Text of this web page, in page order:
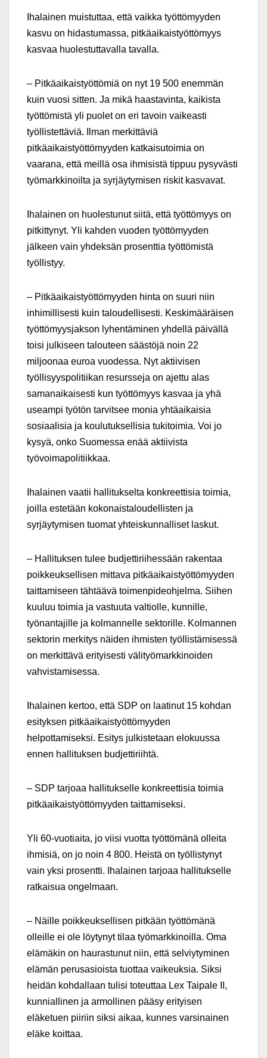
Ihalainen muistuttaa, että vaikka työttömyyden
kasvu on hidastumassa, pitkäaikaistyöttömyys
kasvaa huolestuttavalla tavalla.
– Pitkäaikaistyöttömiä on nyt 19 500 enemmän
kuin vuosi sitten. Ja mikä haastavinta, kaikista
työttömistä yli puolet on eri tavoin vaikeasti
työllistettäviä. Ilman merkittäviä
pitkäaikaistyöttömyyden katkaisutoimia on
vaarana, että meillä osa ihmisistä tippuu pysyvästi
työmarkkinoilta ja syrjäytymisen riskit kasvavat.
Ihalainen on huolestunut siitä, että työttömyys on
pitkittynyt. Yli kahden vuoden työttömyyden
jälkeen vain yhdeksän prosenttia työttömistä
työllistyy.
– Pitkäaikaistyöttömyyden hinta on suuri niin
inhimillisesti kuin taloudellisesti. Keskimääräisen
työttömyysjakson lyhentäminen yhdellä päivällä
toisi julkiseen talouteen säästöjä noin 22
miljoonaa euroa vuodessa. Nyt aktiivisen
työllisyyspolitiikan resursseja on ajettu alas
samanaikaisesti kun työttömyys kasvaa ja yhä
useampi työtön tarvitsee monia yhtäaikaisia
sosiaalisia ja koulutuksellisia tukitoimia. Voi jo
kysyä, onko Suomessa enää aktiivista
työvoimapolitiikkaa.
Ihalainen vaatii hallitukselta konkreettisia toimia,
joilla estetään kokonaistaloudellisten ja
syrjäytymisen tuomat yhteiskunnalliset laskut.
– Hallituksen tulee budjettiriihessään rakentaa
poikkeuksellisen mittava pitkäaikaistyöttömyyden
taittamiseen tähtäävä toimenpideohjelma. Siihen
kuuluu toimia ja vastuuta valtiolle, kunnille,
työnantajille ja kolmannelle sektorille. Kolmannen
sektorin merkitys näiden ihmisten työllistämisessä
on merkittävä erityisesti välityömarkkinoiden
vahvistamisessa.
Ihalainen kertoo, että SDP on laatinut 15 kohdan
esityksen pitkäaikaistyöttömyyden
helpottamiseksi. Esitys julkistetaan elokuussa
ennen hallituksen budjettiriihtä.
– SDP tarjoaa hallitukselle konkreettisia toimia
pitkäaikaistyöttömyyden taittamiseksi.
Yli 60-vuotiaita, jo viisi vuotta työttömänä olleita
ihmisiä, on jo noin 4 800. Heistä on työllistynyt
vain yksi prosentti. Ihalainen tarjoaa hallitukselle
ratkaisua ongelmaan.
– Näille poikkeuksellisen pitkään työttömänä
olleille ei ole löytynyt tilaa työmarkkinoilla. Oma
elämäkin on haurastunut niin, että selviytyminen
elämän perusasioista tuottaa vaikeuksia. Siksi
heidän kohdallaan tulisi toteuttaa Lex Taipale II,
kunniallinen ja armollinen pääsy erityisen
eläketuen piiriin siksi aikaa, kunnes varsinainen
eläke koittaa.